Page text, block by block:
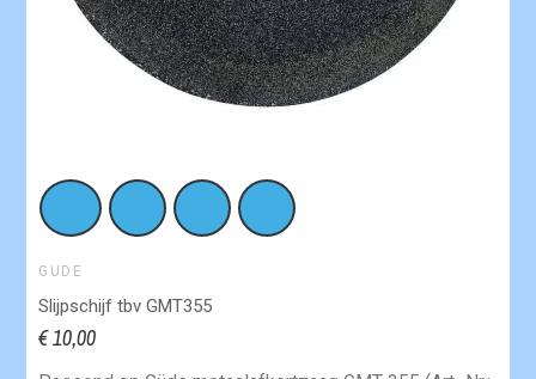
GUDE
Slijpschijf tbv GMT355
€ 10,00